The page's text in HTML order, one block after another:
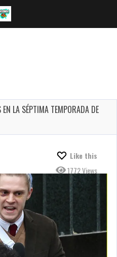
LA SÉPTIMA TEMPORADA DE
Like this
1772 Views